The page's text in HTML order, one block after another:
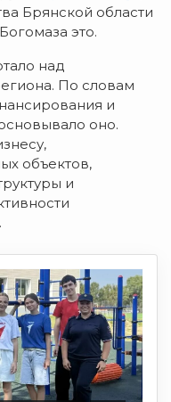
Брянской области
это.
над
По словам
и
оно.
объектов,
и